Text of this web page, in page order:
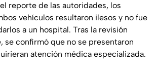
reporte de las autoridades, los
vehículos resultaron ilesos y no fue
a un hospital. Tras la revisión
se confirmó que no se presentaron
atención médica especializada.